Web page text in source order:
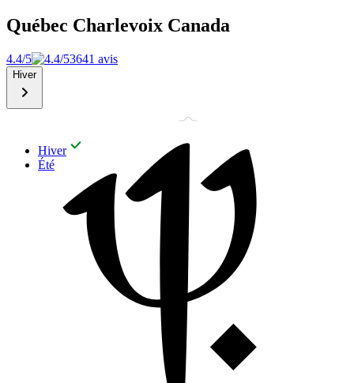
Québec Charlevoix Canada
4.4/5 3641 avis
Hiver
Hiver
Été